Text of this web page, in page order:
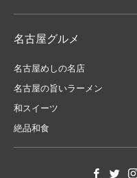
名古屋グルメ
名古屋めしの名店
名古屋の旨いラーメン
和スイーツ
絶品和食